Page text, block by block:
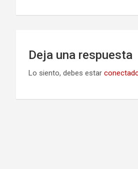
entradas
Deja una respuesta
Lo siento, debes estar